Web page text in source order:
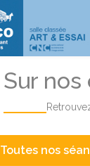
Sur
Toutes nos